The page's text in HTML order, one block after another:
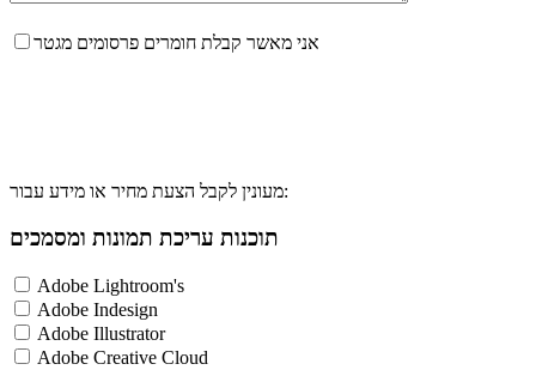
אני מאשר קבלת חומרים פרסומים מגטר
מעונין לקבל הצעת מחיר או מידע עבור:
תוכנות עריכת תמונות ומסמכים
Adobe Lightroom's
Adobe Indesign
Adobe Illustrator
Adobe Creative Cloud